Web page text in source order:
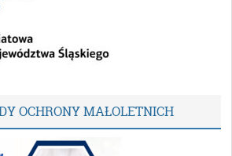
OCHRONY MAŁOLETNICH